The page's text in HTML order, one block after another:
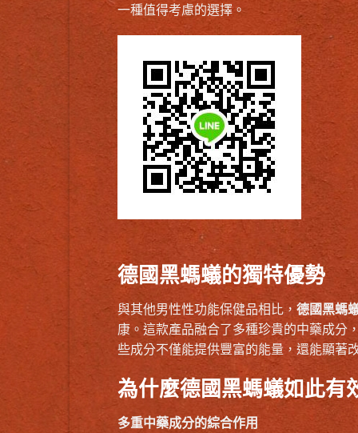
一種值得考慮的選擇。
德國黑螞蟻的獨特優勢
與其他男性性功能保健品相比， 德國黑螞
康。這款產品融合了多種珍貴的中藥成分
些成分不僅能提供豐富的能量，還能顯著
為什麼德國黑螞蟻如此有
多重中藥成分的綜合作用